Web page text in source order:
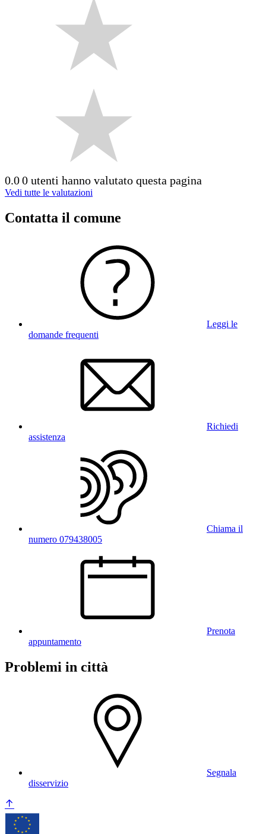
0.00 utenti hanno valutato questa pagina
Vedi tutte le valutazioni
Contatta il comune
Leggi le
domande frequenti
Richiedi
assistenza
Chiama il
numero 079438005
Prenota
appuntamento
Problemi in città
Segnala
disservizio